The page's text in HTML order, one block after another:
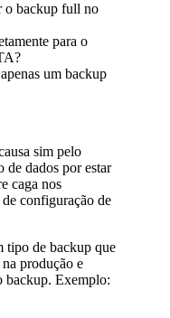
o backup full no
para o
um backup
sim pelo
de dados por estar
caga nos
configuração de
tipo de backup que
produção e
backup. Exemplo: